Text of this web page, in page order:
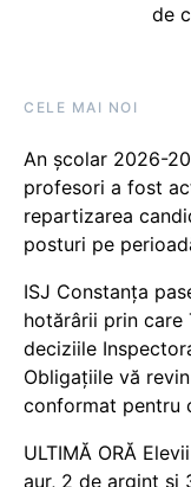
de
CELE MAI NOI
An școlar 2026-
profesori a fost
repartizarea
posturi pe
ISJ Constanța
hotărârii prin care
deciziile
Obligațiile vă
conformat pentru
ULTIMĂ ORĂ
aur, 2 de argint și